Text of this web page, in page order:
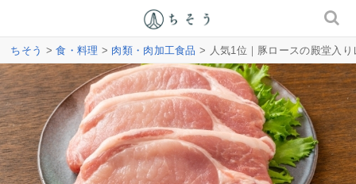
ちそう >食・料理 > 肉類・肉加工食品 > 人気1位｜豚ロースの殿堂入